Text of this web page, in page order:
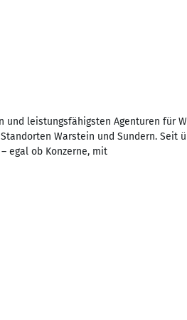
und leistungsfähigsten Agenturen für
Warstein und Sundern. Seit
egal ob Konzerne, mit